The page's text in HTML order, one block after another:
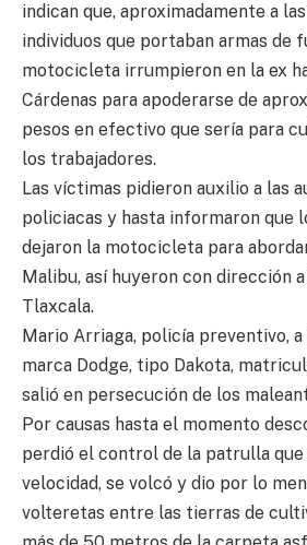
indican que, aproximadamente a
individuos que portaban armas de
motocicleta irrumpieron en la ex
Cárdenas para apoderarse de
pesos en efectivo que sería para
los trabajadores.
Las víctimas pidieron auxilio a las
policiacas y hasta informaron que
dejaron la motocicleta para
Malibu, así huyeron con dirección
Tlaxcala.
Mario Arriaga, policía preventivo,
marca Dodge, tipo Dakota,
salió en persecución de los
Por causas hasta el momento
perdió el control de la patrulla
velocidad, se volcó y dio por lo
volteretas entre las tierras de